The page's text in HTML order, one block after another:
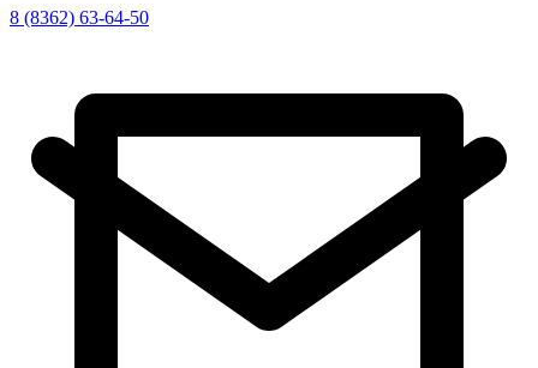
8 (8362) 63-64-50